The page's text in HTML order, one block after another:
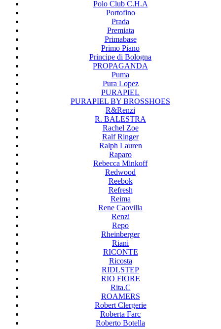
Polo Club C.H.A
Portofino
Prada
Premiata
Primabase
Primo Piano
Principe di Bologna
PROPAGANDA
Puma
Pura Lopez
PURAPIEL
PURAPIEL BY BROSSHOES
R&Renzi
R. BALESTRA
Rachel Zoe
Ralf Ringer
Ralph Lauren
Raparo
Rebecca Minkoff
Redwood
Reebok
Refresh
Reima
Rene Caovilla
Renzi
Repo
Rheinberger
Riani
RICONTE
Ricosta
RIDLSTEP
RIO FIORE
Rita.C
ROAMERS
Robert Clergerie
Roberta Farc
Roberto Botella